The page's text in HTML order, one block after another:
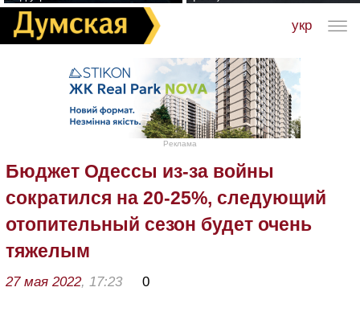
укр
Реклама
Бюджет Одессы из-за войны
сократился на 20-25%, следующий
отопительный сезон будет очень
тяжелым
27 мая 2022, 17:23 0